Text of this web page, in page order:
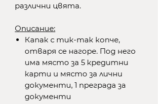
различни цвята.
Описание:
Капак с тик-так копче,
отваря се нагоре. Под него
има място за 5 кредитни
карти и място за лични
документи, 1 преграда за
документи